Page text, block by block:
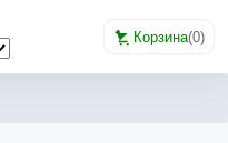
Корзина(0)